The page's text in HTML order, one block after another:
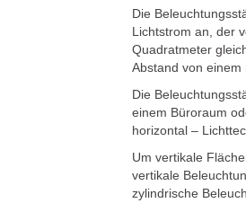
Die
Lichtstrom an, der
Quadratmeter
Abstand von
Die
einem Büroraum
horizontal –
Um vertikale
vertikale
zylindrische